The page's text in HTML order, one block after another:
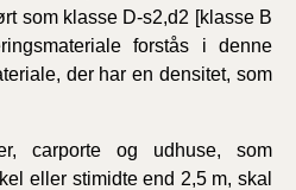
som klasse D-s2,d2 [klasse B
forstås i denne
der har en densitet, som
carporte og udhuse, som
eller stimidte end 2,5 m, skal